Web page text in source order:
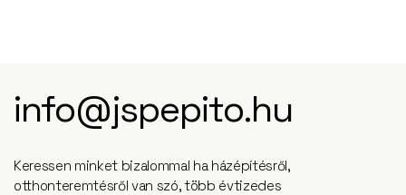
info@jspepito.hu
Keressen minket bizalommal ha házépítésről,
otthonteremtésről van szó, több évtizedes